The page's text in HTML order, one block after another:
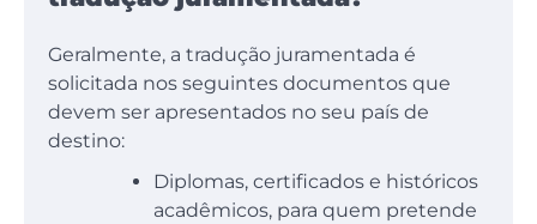
Geralmente, a tradução juramentada é
solicitada nos seguintes documentos que
devem ser apresentados no seu país de
destino:
Diplomas, certificados e históricos
acadêmicos, para quem pretende